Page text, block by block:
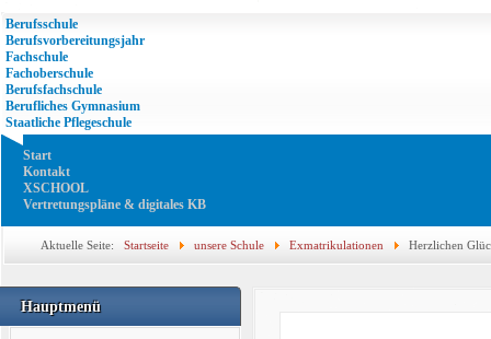
Berufsschule
Berufsvorbereitungsjahr
Fachschule
Fachoberschule
Berufsfachschule
Berufliches Gymnasium
Staatliche Pflegeschule
Start
Kontakt
XSCHOOL
Vertretungspläne & digitales KB
Aktuelle Seite: Startseite unsere Schule Exmatrikulationen Herzlichen
Hauptmenü